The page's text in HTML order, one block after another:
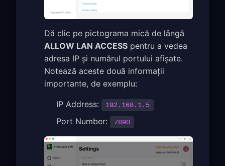
Dă clic pe pictograma mică de lângă
ALLOW LAN ACCESS pentru a vedea
adresa IP și numărul portului afișate.
Notează aceste două informații
importante, de exemplu:
IP Address: 192.168.1.5
Port Number: 7890